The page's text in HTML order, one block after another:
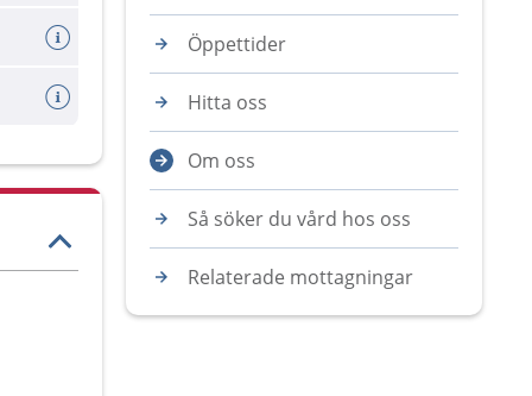
Öppettider
Hitta oss
Om oss
Så söker du vård hos oss
Relaterade mottagningar